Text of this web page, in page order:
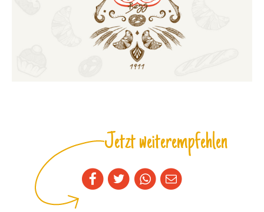
Jetzt weiterempfehlen